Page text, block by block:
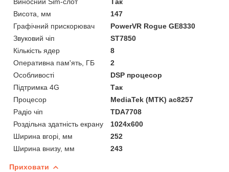
Висота, мм
147
Графічний прискорювач
PowerVR Rogue GE8330
Звуковий чіп
ST7850
Кількість ядер
8
Оперативна пам'ять, ГБ
2
Особливості
DSP процесор
Підтримка 4G
Так
Процесор
MediaTek (MTK) ac8257
Радіо чіп
TDA7708
Роздільна здатність екрану
1024х600
Ширина вгорі, мм
252
Ширина внизу, мм
243
Приховати